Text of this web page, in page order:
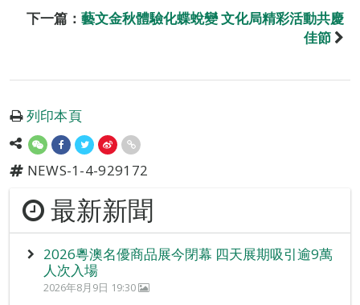
下一篇： 藝文金秋體驗化蝶蛻變 文化局精彩活動共慶
佳節
列印本頁
NEWS-1-4-929172
最新新聞
2026粵澳名優商品展今閉幕 四天展期吸引逾9萬
人次入場
2026年8月9日 19:30